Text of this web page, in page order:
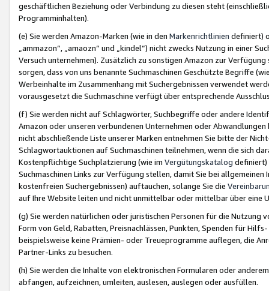
geschäftlichen Beziehung oder Verbindung zu diesen steht
Programminhalten).
(e) Sie werden Amazon-Marken (wie in den Markenrichtlinien definiert)
„ammazon“, „amaozn“ und „kindel“) nicht zwecks Nutzung in einer
Versuch unternehmen). Zusätzlich zu sonstigen Amazon zur
sorgen, dass von uns benannte Suchmaschinen Geschützte Begriffe
Werbeinhalte im Zusammenhang mit Suchergebnissen verwendet
vorausgesetzt die Suchmaschine verfügt über entsprechende
(f) Sie werden nicht auf Schlagwörter, Suchbegriffe oder andere
Amazon oder unseren verbundenen Unternehmen oder
nicht abschließende Liste unserer Marken entnehmen Sie bitte der
Schlagwortauktionen auf Suchmaschinen teilnehmen, wenn die sich
Kostenpflichtige Suchplatzierung (wie im Vergütungskatalog definiert)
Suchmaschinen Links zur Verfügung stellen, damit Sie bei
kostenfreien Suchergebnissen) auftauchen, solange Sie die
auf Ihre Website leiten und nicht unmittelbar oder mittelbar über eine
(g) Sie werden natürlichen oder juristischen Personen für die Nutzung
Form von Geld, Rabatten, Preisnachlässen, Punkten, Spenden für
beispielsweise keine Prämien- oder Treueprogramme auflegen, die
Partner-Links zu besuchen.
(h) Sie werden die Inhalte von elektronischen Formularen oder
abfangen, aufzeichnen, umleiten, auslesen, auslegen oder ausfüllen.